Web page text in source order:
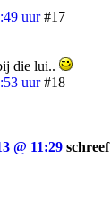
uur #17
die lui..
uur #18
@ 11:29 schreef